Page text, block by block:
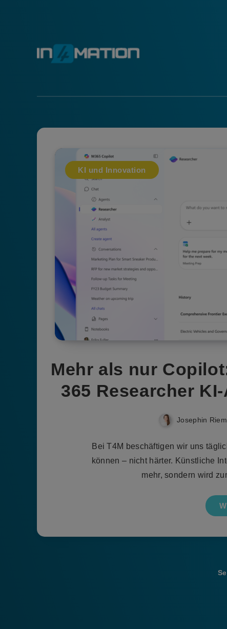
KI und Innovation
Mehr als nur
365 Researcher
Josephin
Bei T4M beschäftigen wir uns
können – nicht härter. Künstliche
mehr, sondern wird